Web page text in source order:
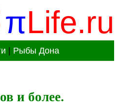
πLife.ru
Рыбы Дона
и более.